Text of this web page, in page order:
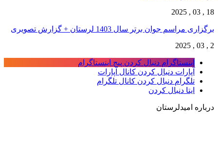
18 , 03 , 2025
برگزاری مراسم جوان برتر سال 1403 لرستان + گزارش تصویری
2 , 03 , 2025
اینستاگرام دنبال کردن پیج اینستاگرام
آپارات دنبال کردن کانال آپارات
تلگرام دنبال کردن کانال تلگرام
ایتا دنبال کردن
درباره امیدلرستان